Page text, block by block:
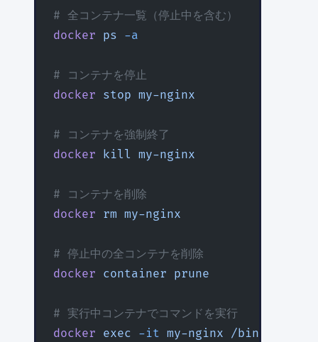
# 全コンテナ一覧（停止中を含む）
docker ps -a
# コンテナを停止
docker stop my-nginx
# コンテナを強制終了
docker kill my-nginx
# コンテナを削除
docker rm my-nginx
# 停止中の全コンテナを削除
docker container prune
# 実行中コンテナでコマンドを実行
docker exec -it my-nginx /bin/bash